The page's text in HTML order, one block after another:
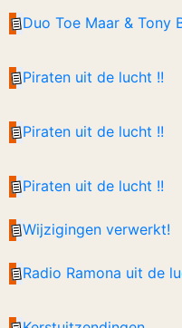
Duo Toe Maar & Tony
Piraten uit de lucht !!
Piraten uit de lucht !!
Piraten uit de lucht !!
Wijzigingen verwerkt!
Radio Ramona uit de